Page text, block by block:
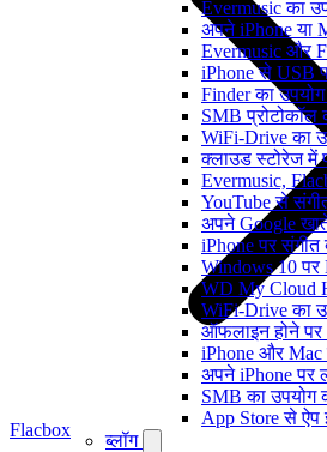
Evermusic का
अपने iPhone या
Evermusic और
iPhone से USB
Finder का
SMB
WiFi-Drive का
क्लाउड स्टोरेज
Evermusic,
YouTube से
अपने Google
iPhone पर संगीत
Windows 10
WD My Cloud
WiFi-Drive का
ऑफलाइन होने पर
iPhone और
अपने iPhone पर
SMB का उपयोग
App Store से ऐप
ब्लॉग
Flacbox